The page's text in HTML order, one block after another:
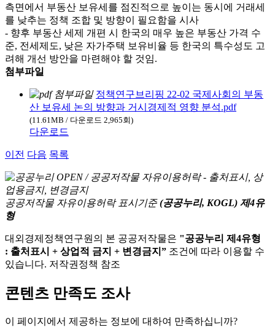
측면에서 부동산 보유세를 점진적으로 높이는 동시에 거래세
를 낮추는 정책 조합 및 방향이 필요함을 시사
- 향후 부동산 세제 개편 시 한국의 매우 높은 부동산 가격 수
준, 전세제도, 낮은 자가주택 보유비율 등 한국의 특수성도 고
려해 개선 방안을 마련해야 할 것임.
첨부파일
정책연구브리핑 22-02 국제사회의 부동
산 보유세 논의 방향과 거시경제적 영향 분석.pdf
(11.61MB / 다운로드 2,965회)
다운로드
이전 다음 목록
공공저작물 자유이용허락 표시기준 (공공누리, KOGL) 제4유
형
대외경제정책연구원의 본 공공저작물은 "공공누리 제4유형
: 출처표시 + 상업적 금지 + 변경금지” 조건에 따라 이용할 수
있습니다. 저작권정책 참조
콘텐츠 만족도 조사
이 페이지에서 제공하는 정보에 대하여 만족하십니까?